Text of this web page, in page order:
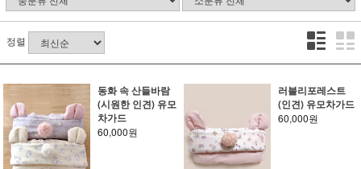
정렬
동화 속 산들바람
(시원한 인견) 유모
차가드
60,000원
러블리포레스트
(인견) 유모차가드
60,000원